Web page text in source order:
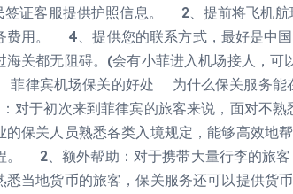
签证客服提供护照信息。 2、提前将飞机
费用。 4、提供您的联系方式，最好是中
海关都无阻碍。(会有小菲进入机场接人，
律宾机场保关的好处 为什么保关服务能
对于初次来到菲律宾的旅客来说，面对不
的保关人员熟悉各类入境规定，能够高效地
。 2、额外帮助：对于携带大量行李的旅客
悉当地货币的旅客，保关服务还可以提供货